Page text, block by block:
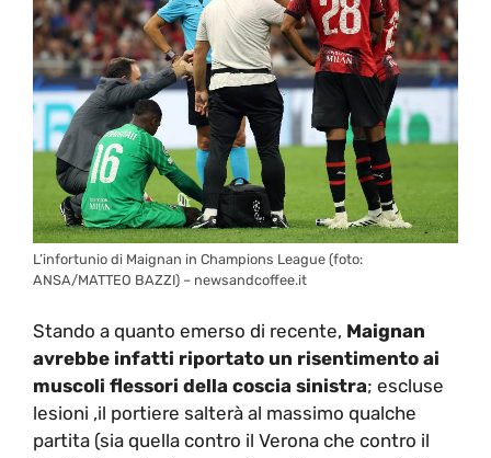
L’infortunio di Maignan in Champions League (foto:
ANSA/MATTEO BAZZI) – newsandcoffee.it
Stando a quanto emerso di recente, Maignan
avrebbe infatti riportato un risentimento ai
muscoli flessori della coscia sinistra; escluse
lesioni ,il portiere salterà al massimo qualche
partita (sia quella contro il Verona che contro il